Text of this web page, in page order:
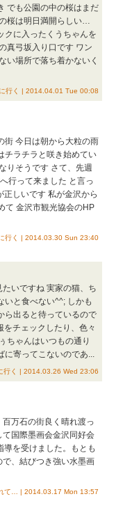
でも公園の中の桜はまだ
桜は明日満開らしい…
クに入ったくうちゃんを
真弓坂入り口です ワン
い場所で落ち着かないく
行く | 2014.04.01 Tue 00:08
街 今日は朝から大粒の雨
チラチラと咲き始めてい
りそうです さて、先週
行って来ました と言っ
しいです 私が金沢から
て 金沢市観光協会のHP
行く | 2014.03.30 Sun 23:40
いですね 実家の猫、ち
いと食べない^^; しかも
ら出ると待っているので
チェックしたり、色々
ちゃんはいつもの通り
に寄ってこないのであ...
行く | 2014.03.26 Wed 23:06
万石の街良く晴れ渡っ
国際墨画会金沢同好会
を受けました。もとも
、結びつき強い水墨画
て… | 2014.03.17 Mon 13:57